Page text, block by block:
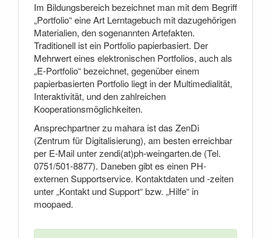
Im Bildungsbereich bezeichnet man mit dem Begriff
„Portfolio“ eine Art Lerntagebuch mit dazugehörigen
Materialien, den sogenannten Artefakten.
Traditionell ist ein Portfolio papierbasiert. Der
Mehrwert eines elektronischen Portfolios, auch als
„E-Portfolio“ bezeichnet, gegenüber einem
papierbasierten Portfolio liegt in der Multimedialität,
Interaktivität, und den zahlreichen
Kooperationsmöglichkeiten.
Ansprechpartner zu mahara ist das ZenDi
(Zentrum für Digitalisierung), am besten erreichbar
per E-Mail unter zendi(at)ph-weingarten.de (Tel.
0751/501-8877). Daneben gibt es einen PH-
externen Supportservice. Kontaktdaten und -zeiten
unter „Kontakt und Support“ bzw. „Hilfe“ in
moopaed.